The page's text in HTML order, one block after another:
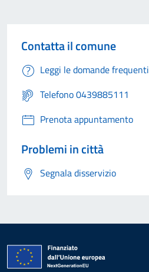
Contatta il comune
Leggi le domande frequenti
Telefono 0439885111
Prenota appuntamento
Problemi in città
Segnala disservizio